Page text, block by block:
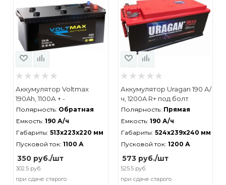
Аккумулятор Voltmax
190Ah, 1100А + -
Полярность: Обратная
Емкость: 190 А/ч
Габариты: 513x223x220 мм
Пусковой ток: 1100 А
350 руб./шт
302.5 руб.
при сдаче старого
Аккумулятор Uragan 190 А/
ч, 1200A R+ под болт
Полярность: Прямая
Емкость: 190 А/ч
Габариты: 524x239x240 мм
Пусковой ток: 1200 А
573руб./шт
525.5 руб.
при сдаче старого